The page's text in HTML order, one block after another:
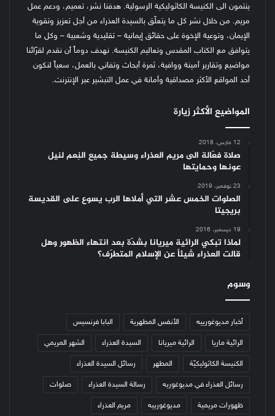
ينتمون الى الكنيسة الكاثوليكية الرسولية. هدفنا نشر، تعميم، ودعم عمل
مريم. من خلال نشر كل ما يتعلّق بالسيدة العذراء من أجل تعزيز وتقوية
الإيمان، وتوعية الإخوة على حقائق إيمانية – تقليدية وشعبية – وكل ما
يتوافق مع الكتاب المقدس وتعاليم الكنيسة. نهدف دوماً أن نقدم لقرّائنا
مواضيع وتقارير أمينة ووافية، ثمرة أبحاث وتفاني بالعمل، سعياً لنكون
أحد المواقع الأكثر مصداقية وأمانة في عمل التبشير عبر الإنترنت.
المواضيع الأكثر زيارة
12 مارس، 2018
صلاة فعّالة الى مريم العذراء وسيطة جميع النِعم لنيل
عونها وحمايتها
23 نوفمبر، 2019
الصلوات الخمس عشر التي أملاها الرب يسوع على القديسة
بريجيتا
19 ديسمبر، 2016
لماذا تبكي الرائية ميريانا بشدّة بعد انتهاء الظهور وهل
قالت العذراء شيئاً عن الإسلام المتطرّف؟
وسوم
أخبار مديوغورييه الأنفس المطهرية البابا فرنسيس
الرائية ماريا الرائية ميريانا السيدة العذراء الشهر المريمي
الكنيسة الكاثوليكيّة المطهر رسائل السيدة العذراء
رسائل العذراء في مديوغوريه رسالة السيدة العذراء صلوات
ظهورات مريمية مديوغورييه مريم العذراء